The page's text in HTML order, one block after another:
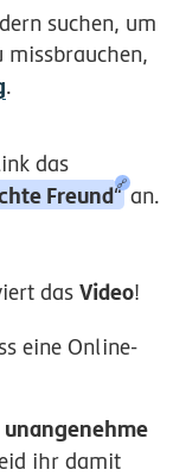
suchen, um
missbrauchen,
.
das
Freund“ an.
das Video!
eine Online-
unangenehme
ihr damit